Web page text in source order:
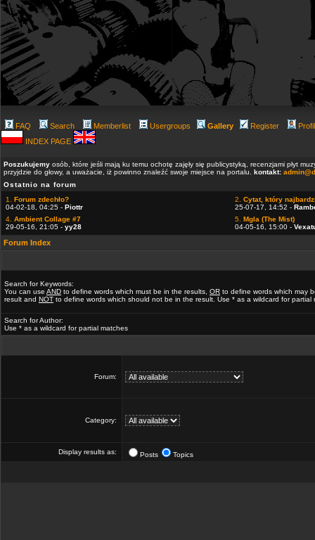
FAQ Search Memberlist Usergroups Gallery Register
INDEX PAGE
Poszukujemy osób, które jeśli mają ku temu ochotę zajęły się publicystyką, recenzjami płyt
przyjdzie do głowy, a uważacie, iż powinno znaleźć swoje miejsce na portalu. kontakt:
Ostatnio na forum
1. Forum zdechło?
04-02-18, 04:25 - Piottr
2. Cytat, który
25-07-17, 14:52 -
4. Ambient Collage #7
29-05-16, 21:05 - yy28
5. Mgla (The Mist)
04-05-16, 15:00 -
Forum Index
Search for Keywords:
You can use AND to define words which must be in the results, OR to define words which may
result and NOT to define words which should not be in the result. Use * as a wildcard for partial
Search for Author:
Use * as a wildcard for partial matches
Forum:
Category:
Display results as: Posts Topics